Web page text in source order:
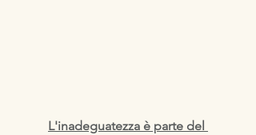
L'inadeguatezza è parte del